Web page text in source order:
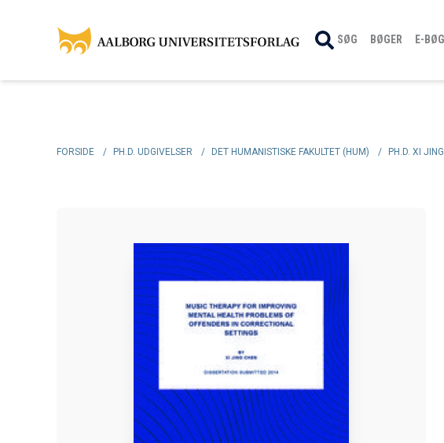
SØG BØGER E-
FORSIDE / PH.D. UDGIVELSER / DET HUMANISTISKE FAKULTET (HUM) / PH.D. XI